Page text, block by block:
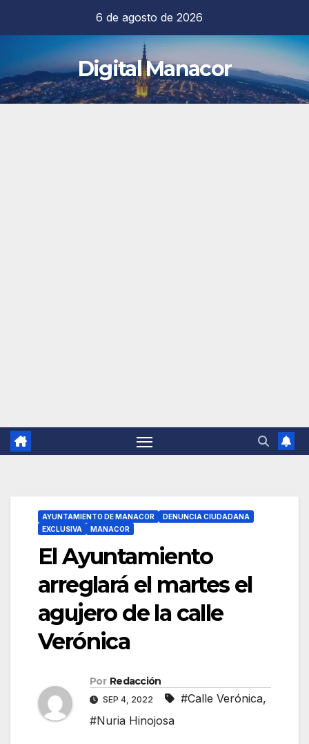
contenido
6 de agosto de 2026
Digital Manacor
AYUNTAMIENTO DE MANACOR
DENUNCIA CIUDADANA
EXCLUSIVA
MANACOR
El Ayuntamiento
arreglará el martes el
agujero de la calle
Verónica
Por Redacción
SEP 4, 2022 #Calle Verónica,
#Nuria Hinojosa